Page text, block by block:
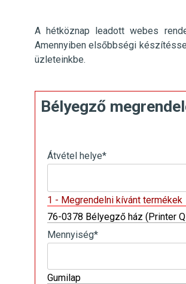
A hétköznap leadott webes
Amennyiben elsőbbségi
üzleteinkbe.
Bélyegző
Átvétel helye*
1 - Megrendelni kívánt termékek
76-0378 Bélyegző ház (Printer
Mennyiség*
Gumilap